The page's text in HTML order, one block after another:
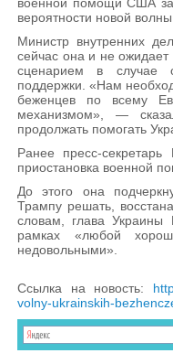
вероятности новой
Министр внутренних
сейчас она и не
сценарием в случае
поддержки. «Нам
беженцев по всему
механизмом», —
продолжать помогать
Ранее пресс-
приостановка военной
До этого она
Трампу решать,
словам, глава
рамках «любой
недовольными».
Ссылка на новость:
volny-ukrainskih-